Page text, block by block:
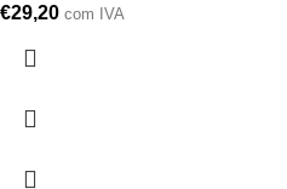
€29,20 com IVA